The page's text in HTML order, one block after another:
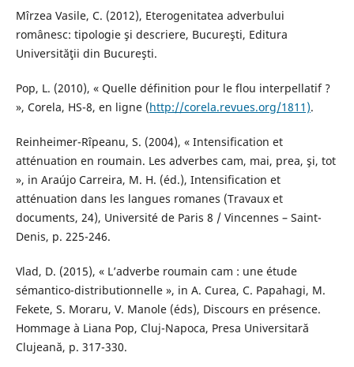
Mîrzea Vasile, C. (2012), Eterogenitatea adverbului
românesc: tipologie şi descriere, Bucureşti, Editura
Universităţii din Bucureşti.
Pop, L. (2010), « Quelle définition pour le flou interpellatif ?
», Corela, HS-8, en ligne (http://corela.revues.org/1811).
Reinheimer-Rîpeanu, S. (2004), « Intensification et
atténuation en roumain. Les adverbes cam, mai, prea, şi, tot
», in Araújo Carreira, M. H. (éd.), Intensification et
atténuation dans les langues romanes (Travaux et
documents, 24), Université de Paris 8 / Vincennes – Saint-
Denis, p. 225-246.
Vlad, D. (2015), « L’adverbe roumain cam : une étude
sémantico-distributionnelle », in A. Curea, C. Papahagi, M.
Fekete, S. Moraru, V. Manole (éds), Discours en présence.
Hommage à Liana Pop, Cluj-Napoca, Presa Universitară
Clujeană, p. 317-330.